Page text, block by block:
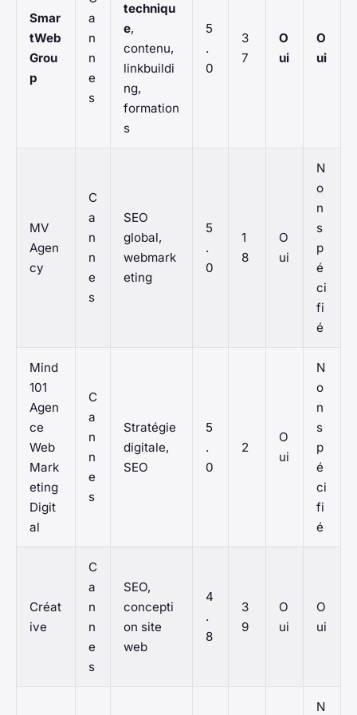
Smar
tWeb
Grou
p
a
n
n
e
s
techniqu
e,
contenu,
linkbuildi
ng,
formation
s
5
.
0
3
7
O
ui
O
ui
MV
Agen
cy
C
a
n
n
e
s
SEO
global,
webmark
eting
5
.
0
1
8
O
ui
N
o
n
s
p
é
ci
fi
é
Mind
101
Agen
ce
Web
Mark
eting
Digit
al
C
a
n
n
e
s
Stratégie
digitale,
SEO
5
.
0
2
O
ui
N
o
n
s
p
é
ci
fi
é
Créat
ive
C
a
n
n
e
s
SEO,
concepti
on site
web
4
.
8
3
9
O
ui
O
ui
N